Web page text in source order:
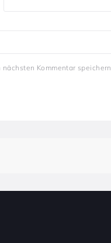
Kommentar speichern.